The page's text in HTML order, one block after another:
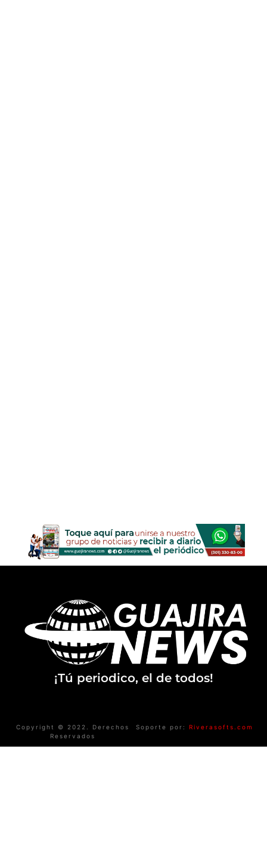
¡Tú periodico, el de todos!
Copyright © 2022. Derechos
Reservados
Soporte por: Riverasofts.com